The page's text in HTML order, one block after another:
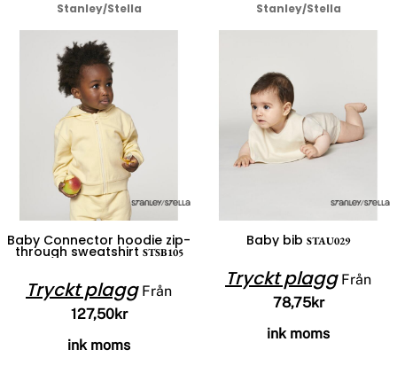
Stanley/Stella
Baby Connector hoodie zip-
through sweatshirt STSB105
Tryckt plaggFrån
127,50kr
ink moms
Stanley/Stella
Baby bib STAU029
Tryckt plaggFrån
78,75kr
ink moms